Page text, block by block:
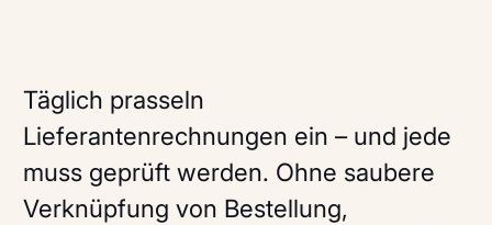
Täglich prasseln
Lieferantenrechnungen ein – und jede
muss geprüft werden. Ohne saubere
Verknüpfung von Bestellung,